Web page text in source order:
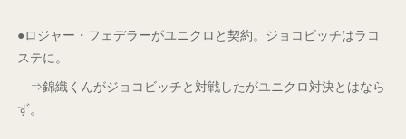
●ロジャー・フェデラーがユニクロと契約。ジョコビッチはラコ
ステに。
⇒錦織くんがジョコビッチと対戦したがユニクロ対決とはなら
ず。